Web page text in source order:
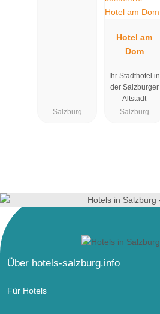
Salzburg
Hotel am
Dom
Ihr Stadthotel in
der Salzburger
Altstadt
Salzburg
Über hotels-salzburg.info
Für Hotels